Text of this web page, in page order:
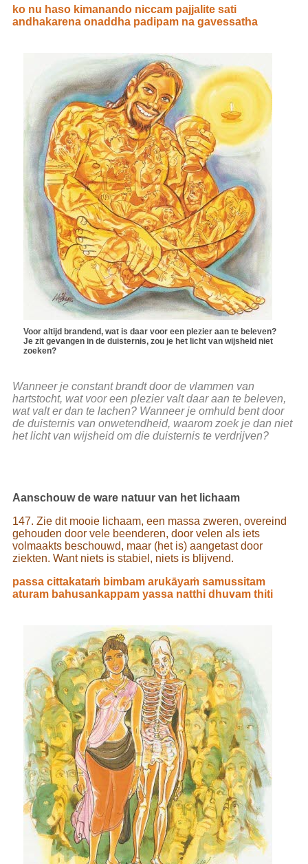
ko nu haso kimanando niccam pajjalite sati
andhakarena onaddha padipam na gavessatha
Voor altijd brandend, wat is daar voor een plezier aan te beleven?
Je zit gevangen in de duisternis, zou je het licht van wijsheid niet
zoeken?
Wanneer je constant brandt door de vlammen van
hartstocht, wat voor een plezier valt daar aan te beleven,
wat valt er dan te lachen? Wanneer je omhuld bent door
de duisternis van onwetendheid, waarom zoek je dan niet
het licht van wijsheid om die duisternis te verdrijven?
Aanschouw de ware natuur van het lichaam
147. Zie dit mooie lichaam, een massa zweren, overeind
gehouden door vele beenderen, door velen als iets
volmaakts beschouwd, maar (het is) aangetast door
ziekten. Want niets is stabiel, niets is blijvend.
passa cittakataṁ bimbam arukāyaṁ samussitam
aturam bahusankappam yassa natthi dhuvam thiti